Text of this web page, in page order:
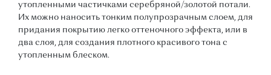
утопленными частичками серебряной/золотой потали.
Их можно наносить тонким полупрозрачным слоем, для
придания покрытию легко оттеночного эффекта, или в
два слоя, для создания плотного красивого тона с
утопленным блеском.